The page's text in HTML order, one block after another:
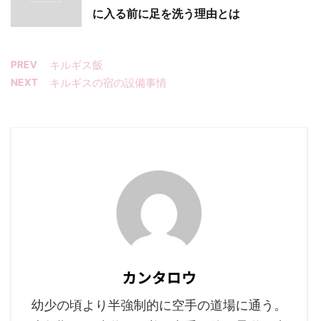
に入る前に足を洗う理由とは
PREV キルギス飯
NEXT キルギスの宿の設備事情
カンタロウ
幼少の頃より半強制的に空手の道場に通う。